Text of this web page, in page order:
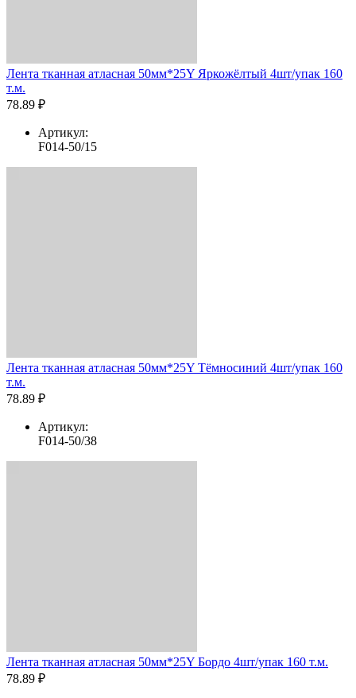
Лента тканная атласная 50мм*25Y Яркожёлтый 4шт/упак 160
т.м.
78.89 ₽
Артикул:
F014-50/15
Лента тканная атласная 50мм*25Y Тёмносиний 4шт/упак 160
т.м.
78.89 ₽
Артикул:
F014-50/38
Лента тканная атласная 50мм*25Y Бордо 4шт/упак 160 т.м.
78.89 ₽